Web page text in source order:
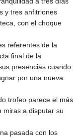
y tres anfitriones
con el choque
referentes de la
final de la
presencias cuando
por una nueva
trofeo parece el más
miras a disputar su
pasada con los